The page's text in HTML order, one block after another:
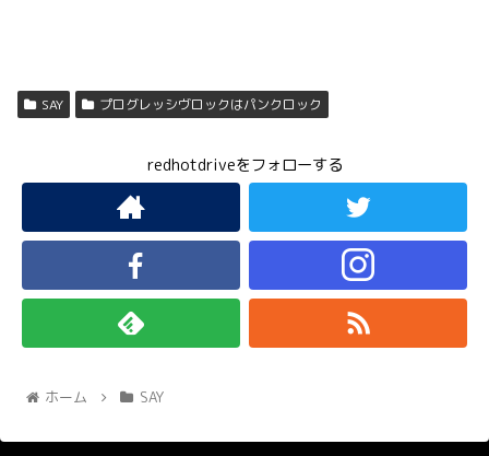
SAY プログレッシヴロックはパンクロック
redhotdriveをフォローする
ホーム SAY